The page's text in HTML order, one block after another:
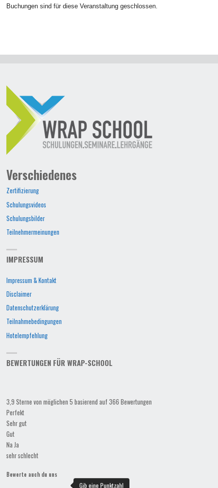
Buchungen sind für diese Veranstaltung geschlossen.
Verschiedenes
Zertifizierung
Schulungsvideos
Schulungsbilder
Teilnehmermeinungen
IMPRESSUM
Impressum & Kontakt
Disclaimer
Datenschutzerklärung
Teilnahmebedingungen
Hotelempfehlung
BEWERTUNGEN FÜR WRAP-SCHOOL
3,9 Sterne von möglichen 5 basierend auf 366 Bewertungen
Perfekt
Sehr gut
Gut
Na Ja
sehr schlecht
Bewerte auch du uns